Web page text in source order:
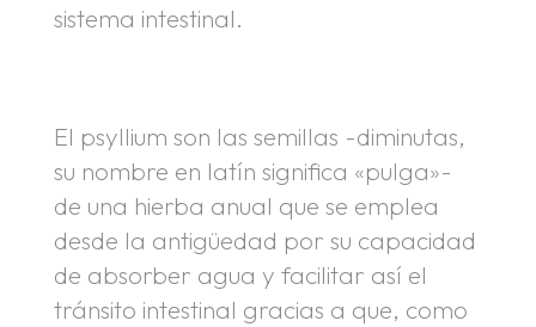
sistema intestinal.
El psyllium son las semillas -diminutas,
su nombre en latín significa «pulga»-
de una hierba anual que se emplea
desde la antigüedad por su capacidad
de absorber agua y facilitar así el
tránsito intestinal gracias a que, como